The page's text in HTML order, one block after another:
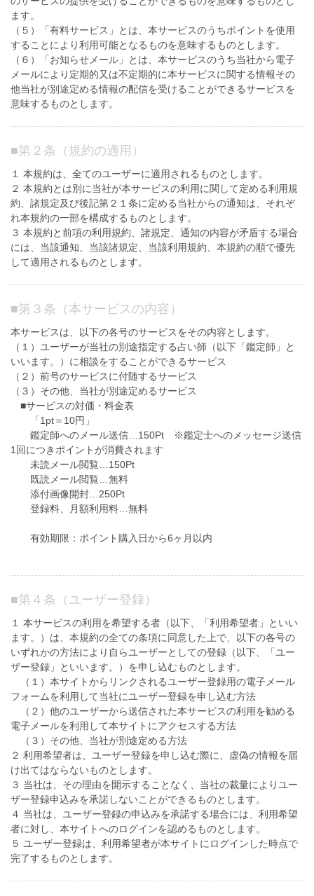
ます。
（５）「有料サービス」とは、本サービスのうちポイントを使用
することにより利用可能となるものを意味するものとします。
（６）「お知らせメール」とは、本サービスのうち当社から電子
メールにより定期的又は不定期的に本サービスに関する情報その
他当社が別途定める情報の配信を受けることができるサービスを
意味するものとします。
■第２条（規約の適用）
１ 本規約は、全てのユーザーに適用されるものとします。
２ 本規約とは別に当社が本サービスの利用に関して定める利用規
約、諸規定及び後記第２１条に定める当社からの通知は、それぞ
れ本規約の一部を構成するものとします。
３ 本規約と前項の利用規約、諸規定、通知の内容が矛盾する場合
には、当該通知、当該諸規定、当該利用規約、本規約の順で優先
して適用されるものとします。
■第３条（本サービスの内容）
本サービスは、以下の各号のサービスをその内容とします。
（１）ユーザーが当社の別途指定する占い師（以下「鑑定師」と
いいます。）に相談をすることができるサービス
（２）前号のサービスに付随するサービス
（３）その他、当社が別途定めるサービス
■サービスの対価・料金表
「1pt＝10円」
鑑定師へのメール送信…150Pt ※鑑定士へのメッセージ送信
1回につきポイントが消費されます
未読メール閲覧…150Pt
既読メール閲覧…無料
添付画像開封…250Pt
登録料、月額利用料…無料
有効期限：ポイント購入日から6ヶ月以内
■第４条（ユーザー登録）
１ 本サービスの利用を希望する者（以下、「利用希望者」といい
ます。）は、本規約の全ての条項に同意した上で、以下の各号の
いずれかの方法により自らユーザーとしての登録（以下、「ユー
ザー登録」といいます。）を申し込むものとします。
（１）本サイトからリンクされるユーザー登録用の電子メール
フォームを利用して当社にユーザー登録を申し込む方法
（２）他のユーザーから送信された本サービスの利用を勧める
電子メールを利用して本サイトにアクセスする方法
（３）その他、当社が別途定める方法
２ 利用希望者は、ユーザー登録を申し込む際に、虚偽の情報を届
け出てはならないものとします。
３ 当社は、その理由を開示することなく、当社の裁量によりユー
ザー登録申込みを承諾しないことができるものとします。
４ 当社は、ユーザー登録の申込みを承諾する場合には、利用希望
者に対し、本サイトへのログインを認めるものとします。
５ ユーザー登録は、利用希望者が本サイトにログインした時点で
完了するものとします。